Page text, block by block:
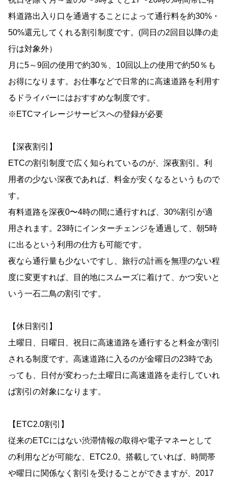
料道路出入り口を通過することによって通行料を約30%・
50%還元してくれる割引制度です。(同日の2回目以降の走
行は対象外）
月に5～9回の使用で約30％、10回以上の使用で約50％も
お得になります。お仕事などで日常的に高速道路を利用す
るドライバーにはおすすめな制度です。
※ETCマイレージサービスへの登録が必要
【深夜割引】
ETCの割引制度で広く知られているのが、深夜割引。利
用者の少ない深夜であれば、料金が安くなるというもので
す。
有料道路を深夜0〜4時の間に通行すれば、30%割引が適
用されます。23時にインターチェンジを通過して、朝5時
に出るという利用の仕方も可能です。
夜なら通行量も少ないですし、旅行の計画を無理のない程
度に変更すれば、目的地にスムーズに着けて、かつ安いと
いう一石二鳥の割引です。
【休日割引】
土曜日、日曜日、祝日に高速道路を通行すると料金が割引
される制度です。高速道路に入るのが金曜日の23時であ
っても、日付が変わった土曜日に高速道路を走行していれ
ば割引の対象になります。
【ETC2.0割引】
従来のETCにはない渋滞情報の取得や電子マネーとして
の利用などが可能な、ETC2.0。搭載していれば、時間帯
や曜日に関係なく割引を受けることができますが、2017